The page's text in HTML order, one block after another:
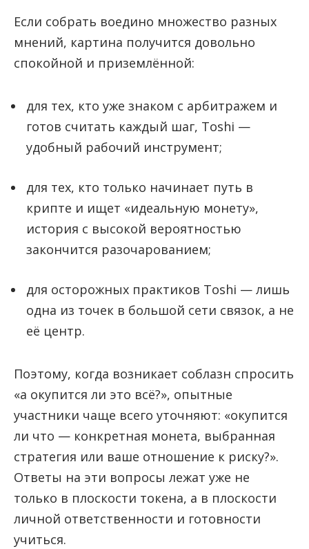
Если собрать воедино множество разных
мнений, картина получится довольно
спокойной и приземлённой:
для тех, кто уже знаком с арбитражем и
готов считать каждый шаг, Toshi —
удобный рабочий инструмент;
для тех, кто только начинает путь в
крипте и ищет «идеальную монету»,
история с высокой вероятностью
закончится разочарованием;
для осторожных практиков Toshi — лишь
одна из точек в большой сети связок, а не
её центр.
Поэтому, когда возникает соблазн спросить
«а окупится ли это всё?», опытные
участники чаще всего уточняют: «окупится
ли что — конкретная монета, выбранная
стратегия или ваше отношение к риску?».
Ответы на эти вопросы лежат уже не
только в плоскости токена, а в плоскости
личной ответственности и готовности
учиться.